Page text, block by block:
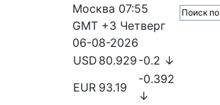
Москва 07:55
GMT +3 Четверг
06-08-2026
USD 80.929 -0.2 ↓
EUR 93.19
-0.392
↓